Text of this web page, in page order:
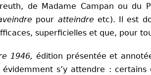
de Madame Campan ou du
pour atteindreetc). Il est
superficielles et que, pour
1946, édition présentée et
s’y attendre :